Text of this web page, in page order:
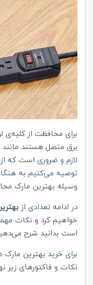
برای محافظت از کلیه‌ی
برق متصل هستند مانند
لازم و ضروری است که
توصیه می‌کنیم به
وسیله بهترین مارک
در ادامه تعدادی از
خواهیم کرد و نکات
است بدانید شرح
برای خرید بهترین مارک
نکات و فاکتورهای زیر